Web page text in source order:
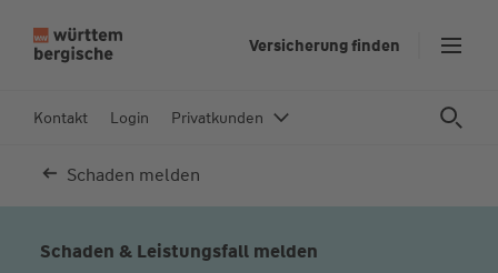
In
Versicherung finden
Kontakt Login Privatkunden
Schaden melden
Schaden & Leistungsfall melden